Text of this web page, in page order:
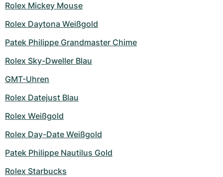
Rolex Mickey Mouse
Rolex Daytona Weißgold
Patek Philippe Grandmaster Chime
Rolex Sky-Dweller Blau
GMT-Uhren
Rolex Datejust Blau
Rolex Weißgold
Rolex Day-Date Weißgold
Patek Philippe Nautilus Gold
Rolex Starbucks